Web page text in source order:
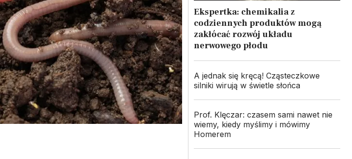
Ekspertka: chemikalia z
codziennych produktów mogą
zakłócać rozwój układu
nerwowego płodu
A jednak się kręcą! Cząsteczkowe
silniki wirują w świetle słońca
Prof. Klęczar: czasem sami nawet nie
wiemy, kiedy myślimy i mówimy
Homerem